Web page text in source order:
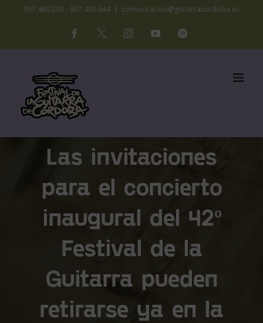
contenido
957 480 292 - 957 480 644 | comunicacion@guitarracordoba.es
Facebook
X InstagramYouTubeSpotify
Las invitaciones
para el concierto
inaugural del 42º
Festival de la
Guitarra pueden
retirarse ya en la